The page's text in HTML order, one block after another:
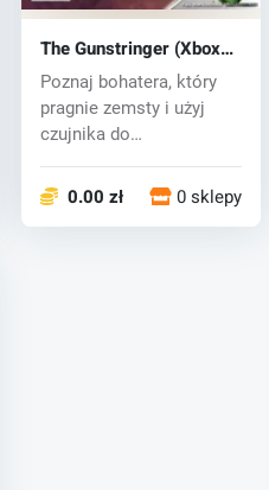
The Gunstringer (Xbox
360) key
Poznaj bohatera, który
pragnie zemsty i użyj
czujnika do
0.00 zł 0 sklepy